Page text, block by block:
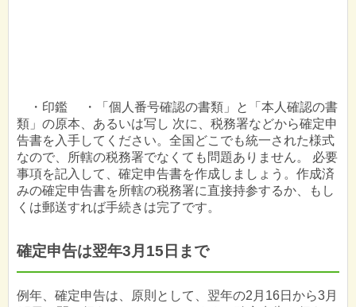
・印鑑 ・「個人番号確認の書類」と「本人確認の書
類」の原本、あるいは写し 次に、税務署などから確定申
告書を入手してください。全国どこでも統一された様式
なので、所轄の税務署でなくても問題ありません。 必要
事項を記入して、確定申告書を作成しましょう。作成済
みの確定申告書を所轄の税務署に直接持参するか、もし
くは郵送すれば手続きは完了です。
確定申告は翌年3月15日まで
例年、確定申告は、原則として、翌年の2月16日から3月